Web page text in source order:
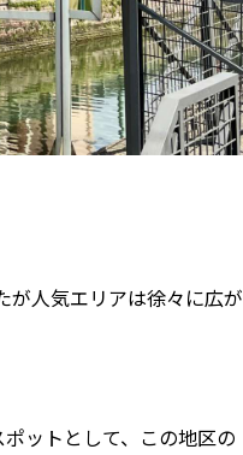
が人気エリアは徐々に広が
ットとして、この地区の